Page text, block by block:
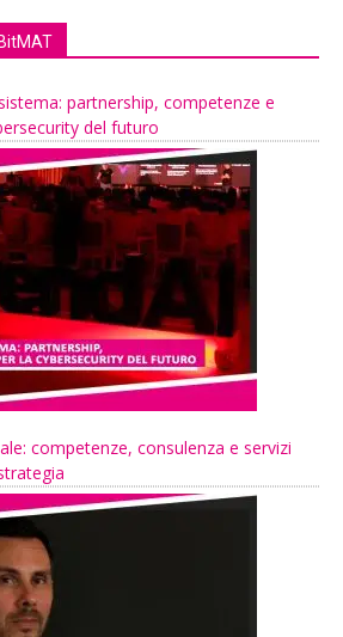
partnership, competenze e
del futuro
competenze, consulenza e servizi